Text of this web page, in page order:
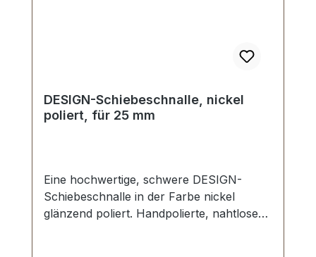
DESIGN-Schiebeschnalle, nickel
poliert, für 25 mm
Eine hochwertige, schwere DESIGN-
Schiebeschnalle in der Farbe nickel
glänzend poliert. Handpolierte, nahtlose